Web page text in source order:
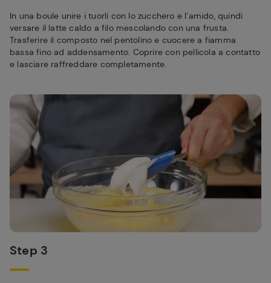
In una boule unire i tuorli con lo zucchero e l’amido, quindi
versare il latte caldo a filo mescolando con una frusta.
Trasferire il composto nel pentolino e cuocere a fiamma
bassa fino ad addensamento. Coprire con pellicola a contatto
e lasciare raffreddare completamente.
Step 3